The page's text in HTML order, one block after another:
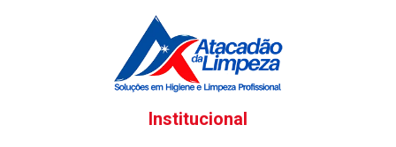
Institucional